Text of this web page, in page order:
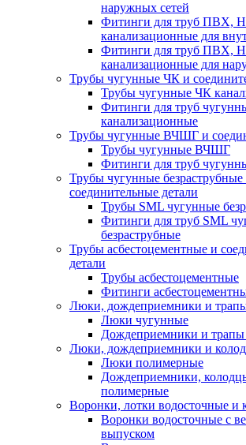
наружных сетей
Фитинги для труб ПВХ,
канализационные для
Фитинги для труб ПВХ,
канализационные для
Трубы чугунные ЧК и
Трубы чугунные ЧК
Фитинги для труб
канализационные
Трубы чугунные ВЧШГ и
Трубы чугунные ВЧШГ
Фитинги для труб
Трубы чугунные
соединительные детали
Трубы SML чугунные
Фитинги для труб SML
безраструбные
Трубы асбестоцементные и
детали
Трубы асбестоцементные
Фитинги
Люки, дождеприемники и
Люки чугунные
Дождеприемники и
Люки, дождеприемники и
Люки полимерные
Дождеприемники,
полимерные
Воронки, лотки водосточные и
Воронки водосточные с
выпуском